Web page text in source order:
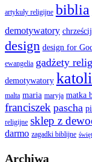
artykuły religijne biblia
demotywatory
design design for God
ewangelia gadżety
demotywatory
malta maria maryja matka
franciszek pascha
religijne sklep z
darmo zagadki biblijne
Archiwa